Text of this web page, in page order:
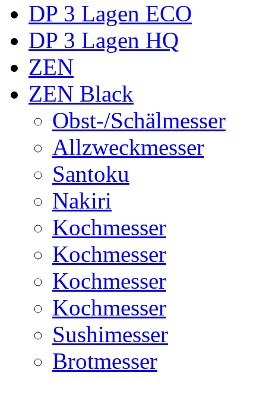
DP 3 Lagen ECO
DP 3 Lagen HQ
ZEN
ZEN Black
Obst-/Schälmesser
Allzweckmesser
Santoku
Nakiri
Kochmesser
Kochmesser
Kochmesser
Kochmesser
Sushimesser
Brotmesser